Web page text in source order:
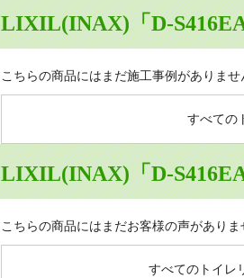
LIXIL(INAX)「D-
こちらの商品にはまだ施工事例がありませ
すべての
LIXIL(INAX)「D-
こちらの商品にはまだお客様の声がありま
すべてのトイレ